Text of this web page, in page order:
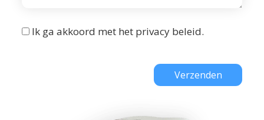
Ik ga akkoord met het privacy beleid.